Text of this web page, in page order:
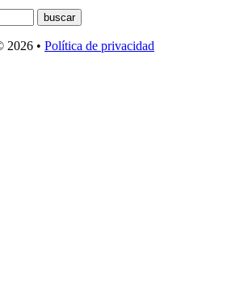
2026 • Política de privacidad